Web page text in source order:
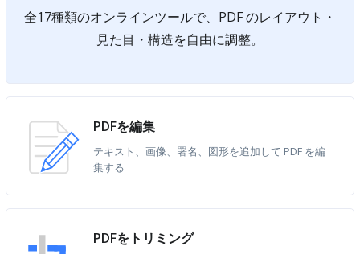
全17種類のオンラインツールで、PDF のレイアウト・
見た目・構造を自由に調整。
PDFを編集
テキスト、画像、署名、図形を追加して PDF を編
集する
PDFをトリミング